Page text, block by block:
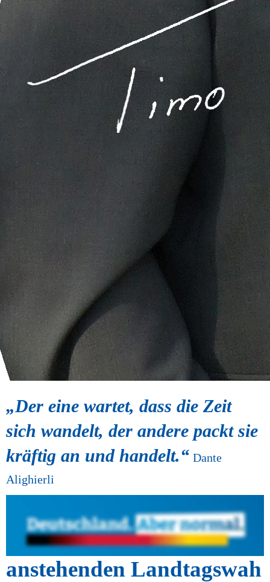
„Der eine wartet, dass die Zeit
sich wandelt, der andere packt sie
kräftig an und handelt.“ Dante
Alighierli
Wir wünschen viel Erfolg
bei den
anstehenden Landtagswah